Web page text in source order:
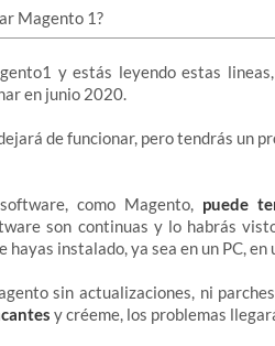
y estás leyendo estas
en junio 2020.
de funcionar, pero tendrás un
como Magento, puede
son continuas y lo habrás
instalado, ya sea en un PC, en
sin actualizaciones, ni
y créeme, los problemas